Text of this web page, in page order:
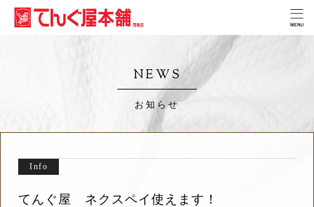
NEWS
お知らせ
てんぐ屋 ネクスペイ使えます！
Info